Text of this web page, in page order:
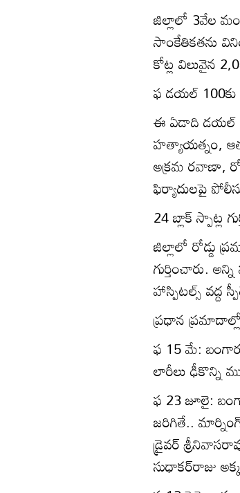
జిల్లాలో 3వేల
సాంకేతికతను
కోట్ల విలువైన
ఫ డయల్‌ 100కు
ఈ ఏడాది డయల్‌
హత్యాయత్నం,
అక్రమ రవాణా,
ఫిర్యాదులపై
24 బ్లాక్‌ స్పాట్ల
జిల్లాలో రోడ్డు
గుర్తించారు.
హాస్పిటల్స్‌ వద్ద
ప్రధాన
ఫ 15 మే:
లారీలు ఢీకొన్ని
ఫ 23 జూలై:
జరిగితే.. మార్నింగ్‌
డ్రైవర్‌
సుధాకర్‌రాజు